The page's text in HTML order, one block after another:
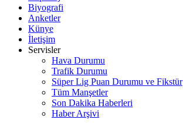
Biyografi
Anketler
Künye
İletişim
Servisler
Hava Durumu
Trafik Durumu
Süper Lig Puan Durumu ve Fikstür
Tüm Manşetler
Son Dakika Haberleri
Haber Arşivi